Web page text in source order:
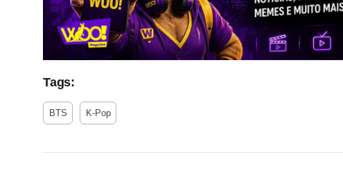
Tags:
BTS K-Pop